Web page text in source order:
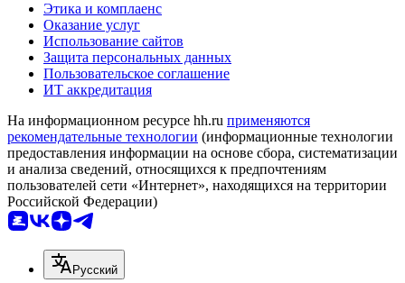
Этика и комплаенс
Оказание услуг
Использование сайтов
Защита персональных данных
Пользовательское соглашение
ИТ аккредитация
На информационном ресурсе hh.ru применяются
рекомендательные технологии (информационные технологии
предоставления информации на основе сбора, систематизации
и анализа сведений, относящихся к предпочтениям
пользователей сети «Интернет», находящихся на территории
Российской Федерации)
Русский